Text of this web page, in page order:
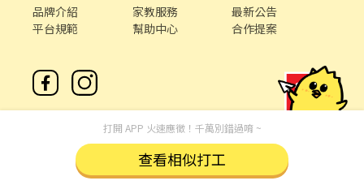
品牌介紹 家教服務
最新公告
平台規範
幫助中心 合作提案
打開 APP 火速應徵！千萬別錯過唷 ~
查看相似打工